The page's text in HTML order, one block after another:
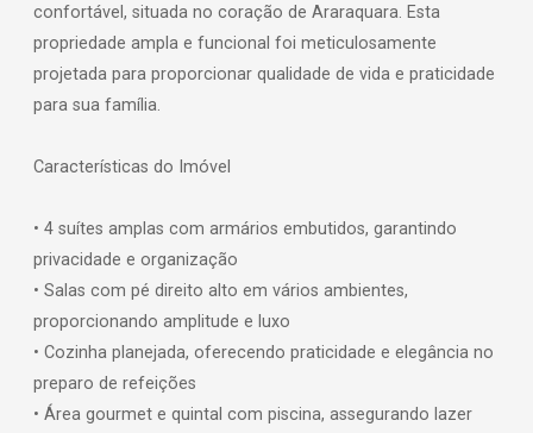
confortável, situada no coração de Araraquara. Esta
propriedade ampla e funcional foi meticulosamente
projetada para proporcionar qualidade de vida e praticidade
para sua família.
Características do Imóvel
• 4 suítes amplas com armários embutidos, garantindo
privacidade e organização
• Salas com pé direito alto em vários ambientes,
proporcionando amplitude e luxo
• Cozinha planejada, oferecendo praticidade e elegância no
preparo de refeições
• Área gourmet e quintal com piscina, assegurando lazer